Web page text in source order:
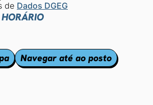
de Dados DGEG
Navegar até ao posto